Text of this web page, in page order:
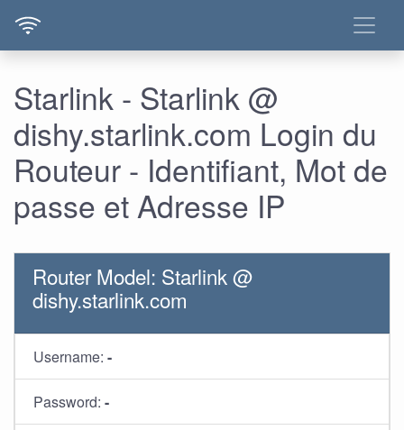
Starlink - Starlink @
dishy.starlink.com Login du
Routeur - Identifiant, Mot de
passe et Adresse IP
Router Model: Starlink @
dishy.starlink.com
Username: -
Password: -